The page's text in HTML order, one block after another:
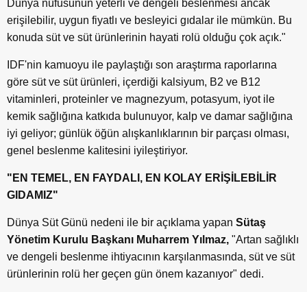
Dünya nüfusunun yeterli ve dengeli beslenmesi ancak
erişilebilir, uygun fiyatlı ve besleyici gıdalar ile mümkün. Bu
konuda süt ve süt ürünlerinin hayati rolü olduğu çok açık."
IDF'nin kamuoyu ile paylaştığı son araştırma raporlarına
göre süt ve süt ürünleri, içerdiği kalsiyum, B2 ve B12
vitaminleri, proteinler ve magnezyum, potasyum, iyot ile
kemik sağlığına katkıda bulunuyor, kalp ve damar sağlığına
iyi geliyor; günlük öğün alışkanlıklarının bir parçası olması,
genel beslenme kalitesini iyileştiriyor.
"EN TEMEL, EN FAYDALI, EN KOLAY ERİŞİLEBİLİR
GIDAMIZ"
Dünya Süt Günü nedeni ile bir açıklama yapan Sütaş
Yönetim Kurulu Başkanı Muharrem Yılmaz, "Artan sağlıklı
ve dengeli beslenme ihtiyacının karşılanmasında, süt ve süt
ürünlerinin rolü her geçen gün önem kazanıyor" dedi.